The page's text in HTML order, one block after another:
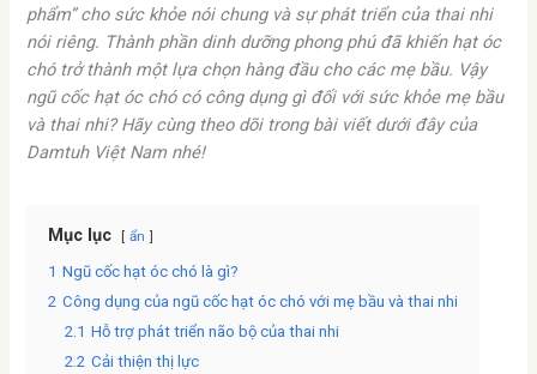
phẩm” cho sức khỏe nói chung và sự phát triển của thai nhi
nói riêng. Thành phần dinh dưỡng phong phú đã khiến hạt óc
chó trở thành một lựa chọn hàng đầu cho các mẹ bầu. Vậy
ngũ cốc hạt óc chó có công dụng gì đối với sức khỏe mẹ bầu
và thai nhi? Hãy cùng theo dõi trong bài viết dưới đây của
Damtuh Việt Nam nhé!
Mục lục ẩn
1 Ngũ cốc hạt óc chó là gì?
2 Công dụng của ngũ cốc hạt óc chó với mẹ bầu và thai nhi
2.1 Hỗ trợ phát triển não bộ của thai nhi
2.2 Cải thiện thị lực